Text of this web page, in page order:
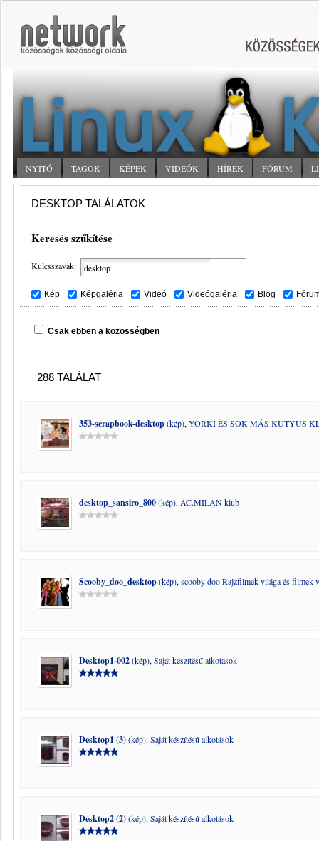
NYITÓ TAGOK KÉPEK VIDEÓK HÍREK FÓRUM
DESKTOP TALÁLATOK
Keresés szűkítése
Kulcsszavak:
Kép Képgaléria Videó Videógaléria Blog
Csak ebben a közösségben
288 TALÁLAT
353-scrapbook-desktop(kép), YORKI ÉS SOK MÁS KUTYUS
desktop_sansiro_800(kép), AC.MILAN klub
Scooby_doo_desktop(kép), scooby doo Rajzfilmek világa és filmek
Desktop1-002(kép), Saját készítésű alkotások
Desktop1 (3)(kép), Saját készítésű alkotások
Desktop2 (2)(kép), Saját készítésű alkotások